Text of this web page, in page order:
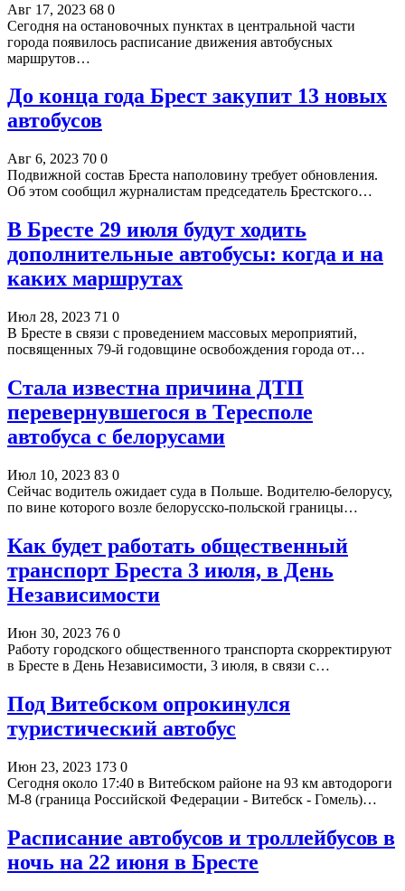
Авг 17, 2023 68 0
Сегодня на остановочных пунктах в центральной части
города появилось расписание движения автобусных
маршрутов…
До конца года Брест закупит 13 новых
автобусов
Авг 6, 2023 70 0
Подвижной состав Бреста наполовину требует обновления.
Об этом сообщил журналистам председатель Брестского…
В Бресте 29 июля будут ходить
дополнительные автобусы: когда и на
каких маршрутах
Июл 28, 2023 71 0
В Бресте в связи с проведением массовых мероприятий,
посвященных 79-й годовщине освобождения города от…
Стала известна причина ДТП
перевернувшегося в Тересполе
автобуса с белорусами
Июл 10, 2023 83 0
Сейчас водитель ожидает суда в Польше. Водителю-белорусу,
по вине которого возле белорусско-польской границы…
Как будет работать общественный
транспорт Бреста 3 июля, в День
Независимости
Июн 30, 2023 76 0
Работу городского общественного транспорта скорректируют
в Бресте в День Независимости, 3 июля, в связи с…
Под Витебском опрокинулся
туристический автобус
Июн 23, 2023 173 0
Сегодня около 17:40 в Витебском районе на 93 км автодороги
М-8 (граница Российской Федерации - Витебск - Гомель)…
Расписание автобусов и троллейбусов в
ночь на 22 июня в Бресте